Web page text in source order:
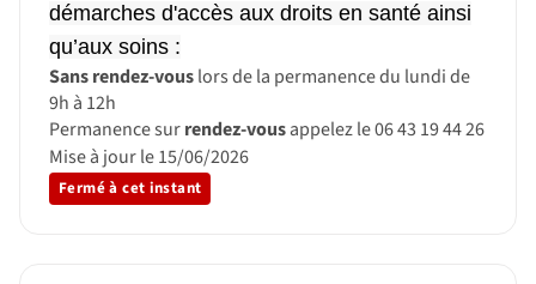
démarches d'accès aux droits en santé ainsi
qu’aux soins :
Sans rendez-vouslors de la permanence du lundi de
9h à 12h
Permanence surrendez-vousappelez le 06 43 19 44 26
Mise à jour le 15/06/2026
Fermé à cet instant